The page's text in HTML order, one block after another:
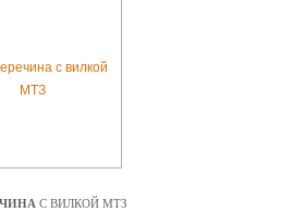
С ВИЛКОЙ МТЗ